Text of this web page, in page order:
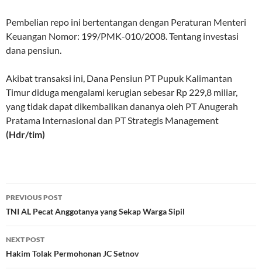
Pembelian repo ini bertentangan dengan Peraturan Menteri
Keuangan Nomor: 199/PMK-010/2008. Tentang investasi
dana pensiun.
Akibat transaksi ini, Dana Pensiun PT Pupuk Kalimantan
Timur diduga mengalami kerugian sebesar Rp 229,8 miliar,
yang tidak dapat dikembalikan dananya oleh PT Anugerah
Pratama Internasional dan PT Strategis Management
(Hdr/tim)
Post
navigation
PREVIOUS POST
TNI AL Pecat Anggotanya yang Sekap Warga Sipil
NEXT POST
Hakim Tolak Permohonan JC Setnov